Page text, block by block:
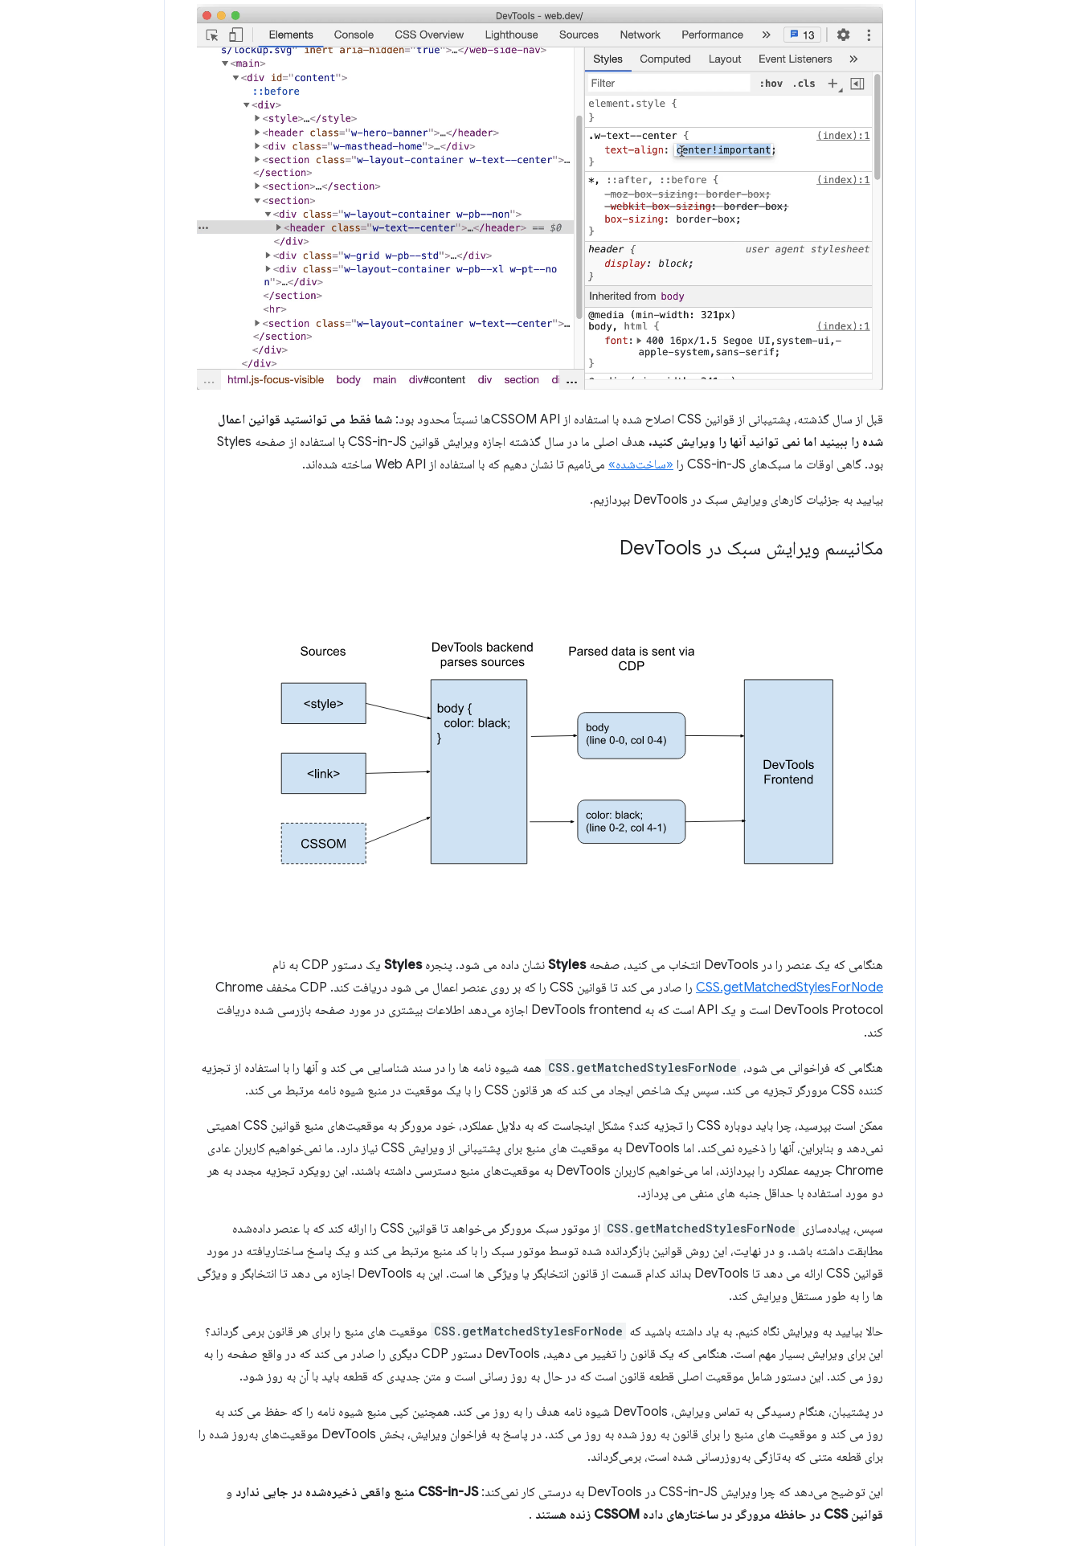
قبل از سال گذشته، پشتیبانی از قوانین CSS اصلاح شده با استفاده از CSSOM APIها نسبتاً محدود بود:
شما فقط می توانستید قوانین اعمال
شده را ببینید اما نمی توانید آنها را ویرایش کنید.
هدف اصلی ما در سال گذشته اجازه ویرایش قوانین CSS-in-JS با استفاده از صفحه Styles
بود. گاهی اوقات ما سبک‌های CSS-in-JS را
«ساخت‌شده» می‌نامیم تا نشان دهیم که با استفاده از Web API ساخته شده‌اند.
بیایید به جزئیات کارهای ویرایش سبک در DevTools بپردازیم.
مکانیسم ویرایش سبک در Dev Tools
هنگامی که یک عنصر را در DevTools انتخاب می کنید، صفحه Styles نشان داده می شود. پنجرهStyles یک دستور CDP به نام
CSS.getMatchedStylesForNode
را صادر می کند تا قوانین CSS را که بر روی عنصر اعمال می شود دریافت کند. CDP مخفف Chrome
DevTools Protocol است و یک API است که به DevTools frontend اجازه می‌دهد اطلاعات بیشتری در مورد صفحه بازرسی شده دریافت
کند.
هنگامی که فراخوانی می شود، CSS.getMatchedStylesForNode همه شیوه نامه ها را در سند شناسایی می کند و آنها را با استفاده از تجزیه
کننده CSS مرورگر تجزیه می کند. سپس یک شاخص ایجاد می کند که هر قانون CSS را با یک موقعیت در منبع شیوه نامه مرتبط می کند.
ممکن است بپرسید، چرا باید دوباره CSS را تجزیه کند؟ مشکل اینجاست که به دلایل عملکرد، خود مرورگر به موقعیت‌های منبع قوانین CSS اهمیتی
نمی‌دهد و بنابراین، آنها را ذخیره نمی‌کند. اما DevTools به موقعیت های منبع برای پشتیبانی از ویرایش CSS نیاز دارد. ما نمی‌خواهیم کاربران عادی
Chrome جریمه عملکرد را بپردازند، اما می‌خواهیم کاربران DevTools به موقعیت‌های منبع دسترسی داشته باشند. این رویکرد تجزیه مجدد به هر
دو مورد استفاده با حداقل جنبه های منفی می پردازد.
سپس، پیاده‌سازی CSS.getMatchedStylesForNode
از موتور سبک مرورگر می‌خواهد تا قوانین CSS را ارائه کند که با عنصر داده‌شده
مطابقت داشته باشد. و در نهایت، این روش قوانین بازگردانده شده توسط موتور سبک را با کد منبع مرتبط می کند و یک پاسخ ساختاریافته در مورد
قوانین CSS ارائه می دهد تا DevTools بداند کدام قسمت از قانون انتخابگر یا ویژگی ها است. این به DevTools اجازه می دهد تا انتخابگر و ویژگی
ها را به طور مستقل ویرایش کند.
حالا بیایید به ویرایش نگاه کنیم. به یاد داشته باشید که CSS.getMatchedStylesForNode موقعیت های منبع را برای هر قانون برمی گرداند؟
این برای ویرایش بسیار مهم است. هنگامی که یک قانون را تغییر می دهید، DevTools دستور CDP دیگری را صادر می کند که در واقع صفحه را به
روز می کند. این دستور شامل موقعیت اصلی قطعه قانون است که در حال به روز رسانی است و متن جدیدی که قطعه باید با آن به روز شود.
در پشتیبان، هنگام رسیدگی به تماس ویرایش، DevTools شیوه نامه هدف را به روز می کند. همچنین کپی منبع شیوه نامه را که حفظ می کند به
روز می کند و موقعیت های منبع را برای قانون به روز شده به روز می کند. در پاسخ به فراخوان ویرایش، بخش DevTools موقعیت‌های به‌روز شده را
برای قطعه متنی که به‌تازگی به‌روزرسانی شده است، برمی‌گرداند.
این توضیح می‌دهد که چرا ویرایش CSS-in-JS در DevTools به درستی کار نمی‌کند: CSS-in-JS منبع واقعی ذخیره‌شده در جایی ندارد
و
قوانین CSS در حافظه مرورگر در ساختارهای داده CSSOM زنده هستند
.